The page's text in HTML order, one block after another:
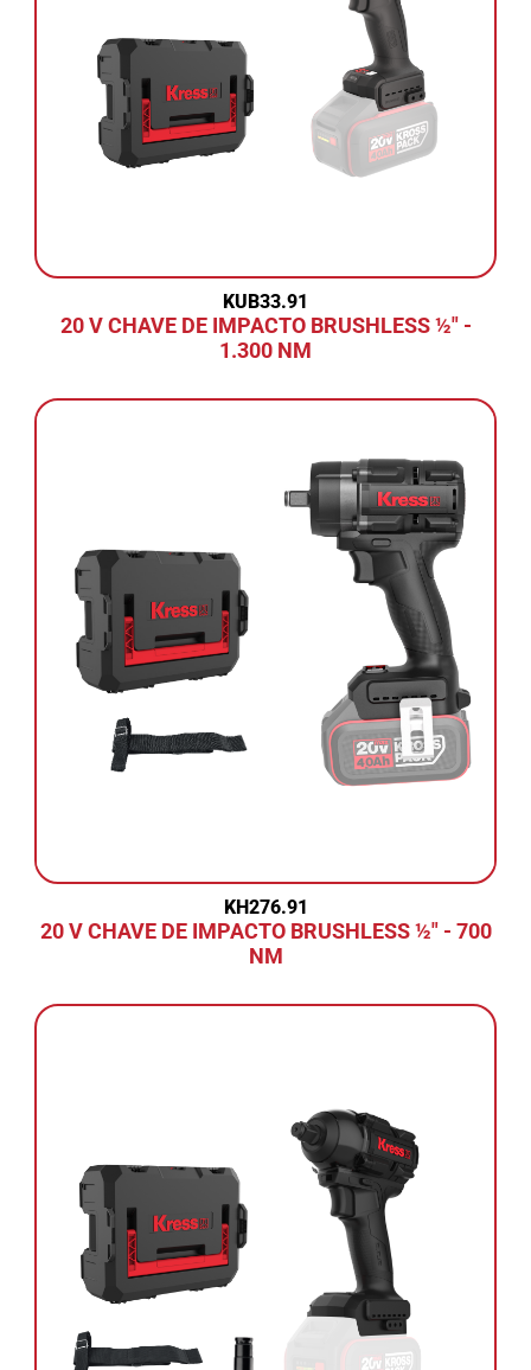
KUB33.91
20 V CHAVE DE IMPACTO BRUSHLESS ½" -
1.300 NM
KH276.91
20 V CHAVE DE IMPACTO BRUSHLESS ½" - 700
NM